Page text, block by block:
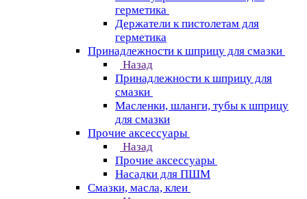
герметика
Держатели к пистолетам для
герметика
Принадлежности к шприцу для смазки
Назад
Принадлежности к шприцу для
смазки
Масленки, шланги, тубы к шприцу
для смазки
Прочие аксессуары
Назад
Прочие аксессуары
Насадки для ПШМ
Смазки, масла, клеи